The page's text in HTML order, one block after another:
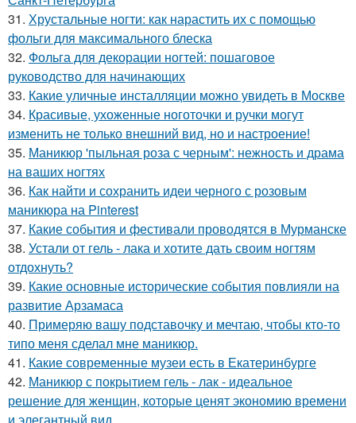
31. Хрустальные ногти: как нарастить их с помощью
фольги для максимального блеска
32. Фольга для декорации ногтей: пошаговое
руководство для начинающих
33. Какие уличные инсталляции можно увидеть в Москве
34. Красивые, ухоженные ноготочки и ручки могут
изменить не только внешний вид, но и настроение!
35. Маникюр 'пыльная роза с черным': нежность и драма
на ваших ногтях
36. Как найти и сохранить идеи черного с розовым
маникюра на Pinterest
37. Какие события и фестивали проводятся в Мурманске
38. Устали от гель - лака и хотите дать своим ногтям
отдохнуть?
39. Какие основные исторические события повлияли на
развитие Арзамаса
40. Примеряю вашу подставочку и мечтаю, чтобы кто-то
типо меня сделал мне маникюр.
41. Какие современные музеи есть в Екатеринбурге
42. Маникюр с покрытием гель - лак - идеальное
решение для женщин, которые ценят экономию времени